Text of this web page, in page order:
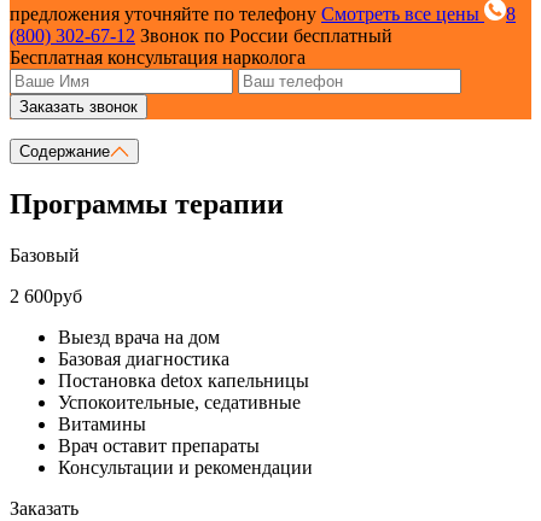
предложения уточняйте по телефону Смотреть все цены
8
(800) 302-67-12 Звонок по России бесплатный
Бесплатная консультация нарколога
Заказать звонок
Содержание
Программы терапии
Базовый
2 600руб
Выезд врача на дом
Базовая диагностика
Постановка detox капельницы
Успокоительные, седативные
Витамины
Врач оставит препараты
Консультации и рекомендации
Заказать